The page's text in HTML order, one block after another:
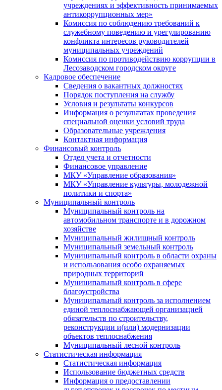
учреждениях и эффективность принимаемых
антикоррупционных мер»
Комиссия по соблюдению требований к
служебному поведению и урегулированию
конфликта интересов руководителей
муниципальных учреждений
Комиссия по противодействию коррупции в
Лесозаводском городском округе
Кадровое обеспечение
Сведения о вакантных должностях
Порядок поступления на службу
Условия и результаты конкурсов
Информация о результатах проведения
специальной оценки условий труда
Образовательные учреждения
Контактная информация
Финансовый контроль
Отдел учета и отчетности
Финансовое управление
МКУ «Управление образования»
МКУ «Управление культуры, молодежной
политики и спорта»
Муниципальный контроль
Муниципальный контроль на
автомобильном транспорте и в дорожном
хозяйстве
Муниципальный жилищный контроль
Муниципальный земельный контроль
Муниципальный контроль в области охраны
и использования особо охраняемых
природных территорий
Муниципальный контроль в сфере
благоустройства
Муниципальный контроль за исполнением
единой теплоснабжающей организацией
обязательств по строительству,
реконструкции и(или) модернизации
объектов теплоснабжения
Муниципальный лесной контроль
Статистическая информация
Статистическая информация
Использование бюджетных средств
Информация о предоставлении